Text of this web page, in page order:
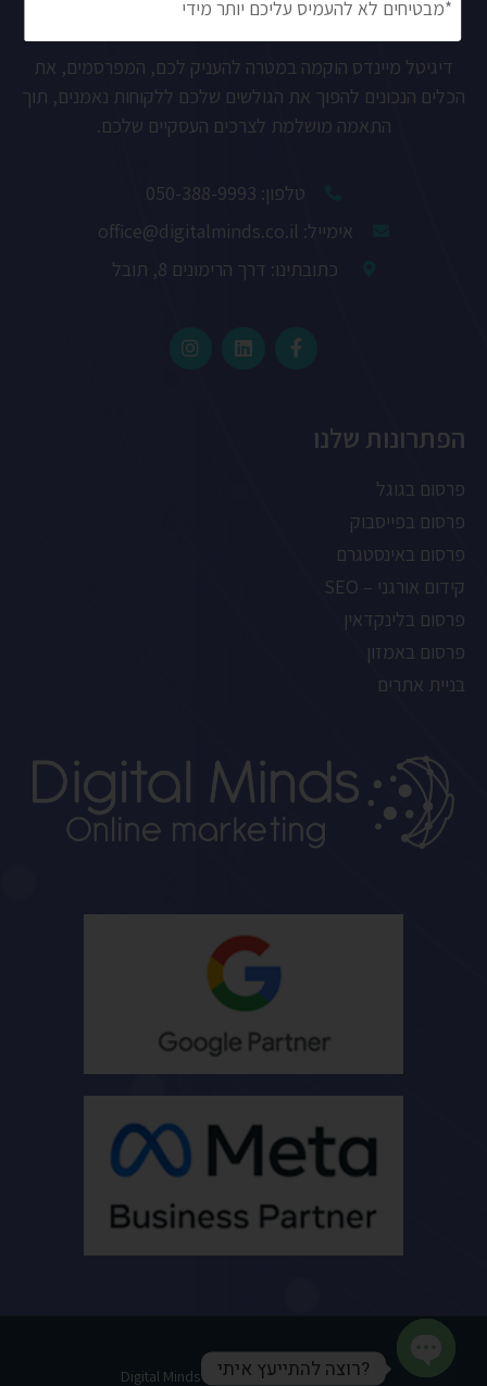
בקצרה עלינו
דיגיטל מיינדס הוקמה במטרה להעניק לכם, המפרסמים, את
הכלים הנכונים להפוך את הגולשים שלכם ללקוחות נאמנים, תוך
התאמה מושלמת לצרכים העסקיים שלכם.
טלפון: 050-388-9993
אימייל: office@digitalminds.co.il
כתובתינו: דרך הרימונים 8, תובל
הפתרונות שלנו
פרסום בגוגל
פרסום בפייסבוק
פרסום באינסטגרם
קידום אורגני – SEO
פרסום בלינקדאין
פרסום באמזון
בניית אתרים
Digital Minds 2026 © All rights reserved
?רוצה להתייעץ איתי